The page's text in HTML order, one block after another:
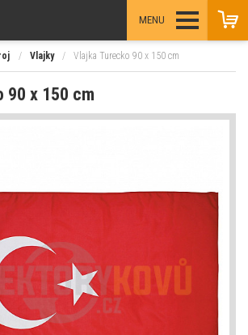
MENU
/ Vlajky / Vlajka Turecko 90 x 150 cm
90 x 150 cm